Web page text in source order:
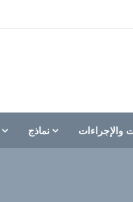
والإجراءات نماذج